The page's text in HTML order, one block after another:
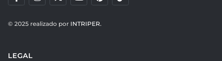
© 2025 realizado por INTRIPER.
LEGAL